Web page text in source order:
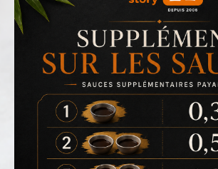
ACCUEIL
LA CARTE
VOTRE COMPTE
NOTRE RESTAURANT